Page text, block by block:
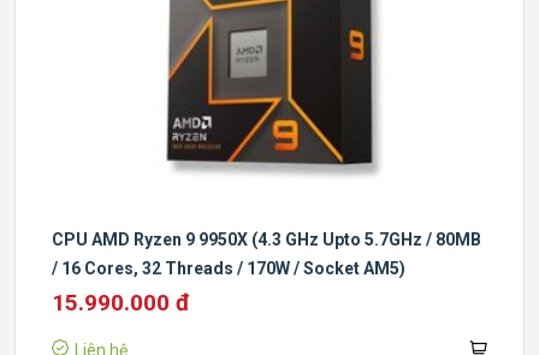
CPU AMD Ryzen 9 9950X (4.3 GHz Upto 5.7GHz / 80MB
/ 16 Cores, 32 Threads / 170W / Socket AM5)
15.990.000 đ
Liên hệ